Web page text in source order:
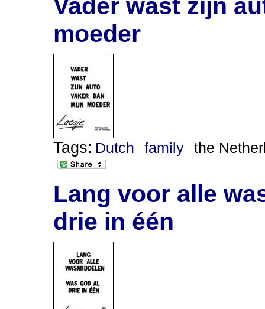
Vader wast zijn
moeder
Tags: Dutch family the
Lang voor alle
drie in één